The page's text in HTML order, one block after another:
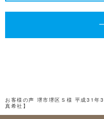
2024年5月
2024年4月
お客様の声 堺市堺区Ｓ様 平成31年
真希社】